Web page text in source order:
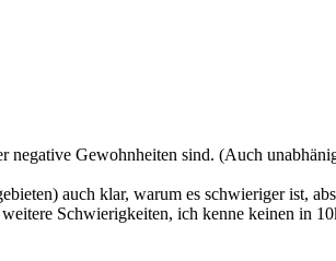
negative Gewohnheiten sind. (Auch
auch klar, warum es schwieriger ist,
Schwierigkeiten, ich kenne keinen in